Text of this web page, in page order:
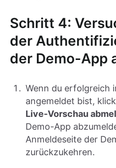
Schritt 4:
der
der Demo-App
Wenn du erfolgreich
angemeldet bist,
Live-Vorschau
Demo-App
Anmeldeseite der
zurückzukehren.